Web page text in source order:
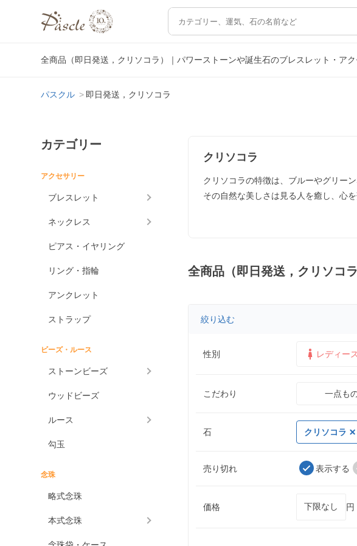
全商品（即日発送，クリソコラ）｜パワーストーンや誕生石のブレスレット・ア
パスクル 即日発送，クリソコラ
カテゴリー
アクセサリー
ブレスレット
ネックレス
ピアス・イヤリング
リング・指輪
アンクレット
ストラップ
ビーズ・ルース
ストーンビーズ
ウッドビーズ
ルース
勾玉
念珠
略式念珠
本式念珠
クリソコラ
クリソコラの特徴は、ブルーやグリー
その自然な美しさは見る人を癒し、心を
全商品（即日発送，クリソコラ
絞り込む
性別 レディー
こだわり 一点も
石 クリソコラ
売り切れ 表示する
価格 円